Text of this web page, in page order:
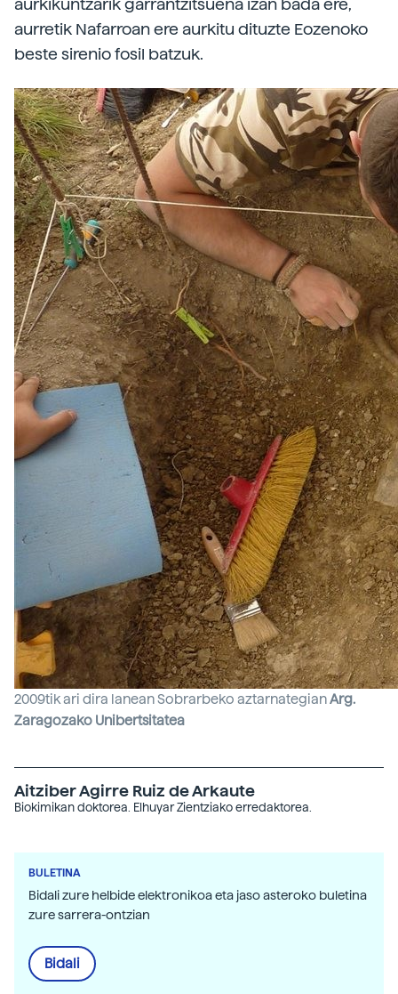
aurkikuntzarik garrantzitsuena izan bada ere,
aurretik Nafarroan ere aurkitu dituzte Eozenoko
beste sirenio fosil batzuk.
2009tik ari dira lanean Sobrarbeko aztarnategianArg.
Zaragozako Unibertsitatea
Aitziber Agirre Ruiz de Arkaute
Biokimikan doktorea. Elhuyar Zientziako erredaktorea.
BULETINA
Bidali zure helbide elektronikoa eta jaso asteroko buletina
zure sarrera-ontzian
Bidali